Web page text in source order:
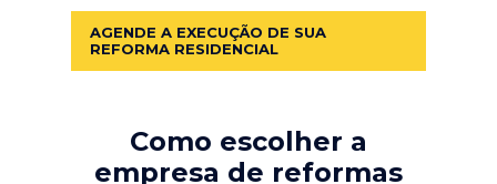
AGENDE A EXECUÇÃO DE SUA
REFORMA RESIDENCIAL
Como escolher a
empresa de reformas